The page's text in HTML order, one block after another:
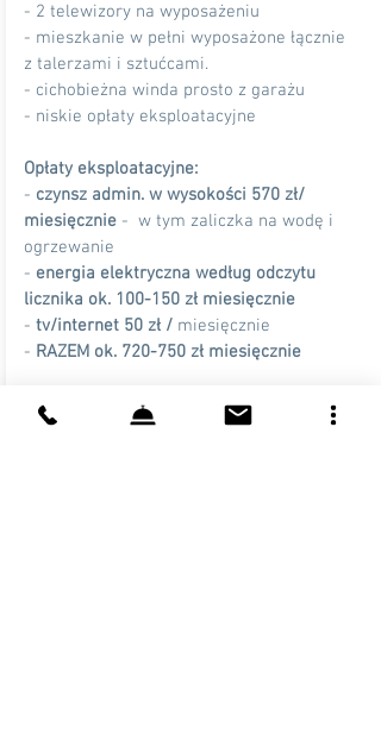
- 2 telewizory na wyposażeniu
- mieszkanie w pełni wyposażone łącznie
z talerzami i sztućcami.
- cichobieżna winda prosto z garażu
- niskie opłaty eksploatacyjne
Opłaty eksploatacyjne:
- czynsz admin. w wysokości 570 zł/
miesięcznie - w tym zaliczka na wodę i
ogrzewanie
- energia elektryczna według odczytu
licznika ok. 100-150 zł miesięcznie
- tv/internet 50 zł / miesięcznie
- RAZEM ok. 720-750 zł miesięcznie
Prezentowana oferta ma charakter
informacyjny, nie stanowi oferty handlowej